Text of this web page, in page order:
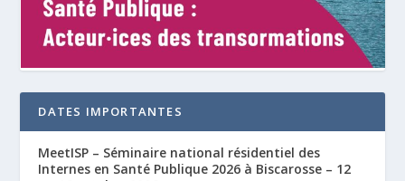
DATES IMPORTANTES
MeetISP – Séminaire national résidentiel des
Internes en Santé Publique 2026 à Biscarosse – 12